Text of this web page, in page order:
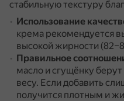
стабильную текстуру
Использование
крема рекомендуется
высокой жирности
Правильное
масло и сгущёнку
весу. Если добавить
получится плотным и